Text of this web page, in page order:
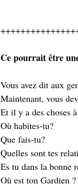
Ce pourrait être
Vous avez dit aux
Maintenant, vous
Et il y a des choses
Où habites-tu?
Que fais-tu?
Quelles sont tes
Es tu dans la bonne
Où est ton Gardien ?